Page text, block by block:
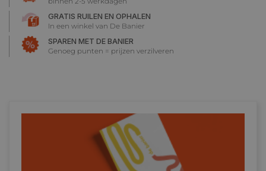
GRATIS RUILEN EN OPHALEN
In een winkel van De Banier
SPAREN MET DE BANIER
Genoeg punten = prijzen verzilveren